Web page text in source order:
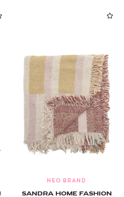
NEO BRAND
SANDRA HOME FASHION